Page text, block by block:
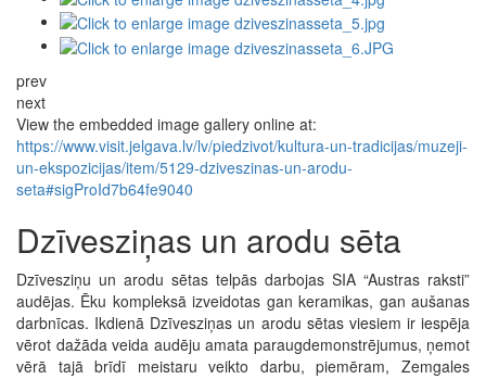
prev
next
View the embedded image gallery online at:
https://www.visit.jelgava.lv/lv/piedzivot/kultura-un-tradicijas/muzeji-
un-ekspozicijas/item/5129-dziveszinas-un-arodu-
seta#sigProId7b64fe9040
Dzīvesziņas un arodu sēta
Dzīvesziņu un arodu sētas telpās darbojas SIA “Austras raksti”
audējas. Ēku kompleksā izveidotas gan keramikas, gan aušanas
darbnīcas. Ikdienā Dzīvesziņas un arodu sētas viesiem ir iespēja
vērot dažāda veida audēju amata paraugdemonstrējumus, ņemot
vērā tajā brīdī meistaru veikto darbu, piemēram, Zemgales